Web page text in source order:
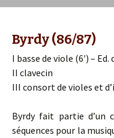
principal
Byrdy (86/87)
I basse de viole (6′) –
II clavecin
III consort de violes et
Byrdy fait partie d’un
séquences pour la